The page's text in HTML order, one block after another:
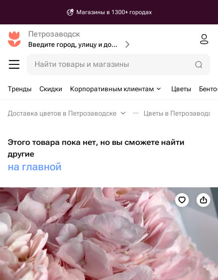
Магазины в 1300+ городах
Петрозаводск
Введите город, улицу и дом доставки
Найти товары и магазины
Тренды Скидки Корпоративным клиентам Цветы
Доставка цветов в Петрозаводске Цветы в Петрозаводске
Этого товара пока нет, но вы сможете найти
другие
на главной